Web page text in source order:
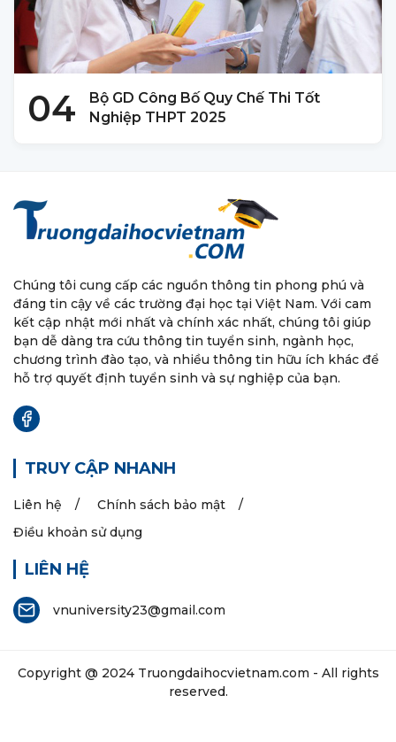
04
Bộ GD Công Bố Quy Chế Thi Tốt
Nghiệp THPT 2025
Chúng tôi cung cấp các nguồn thông tin phong phú và
đáng tin cậy về các trường đại học tại Việt Nam. Với cam
kết cập nhật mới nhất và chính xác nhất, chúng tôi giúp
bạn dễ dàng tra cứu thông tin tuyển sinh, ngành học,
chương trình đào tạo, và nhiều thông tin hữu ích khác để
hỗ trợ quyết định tuyển sinh và sự nghiệp của bạn.
TRUY CẬP NHANH
Liên hệ
Chính sách bảo mật
Điều khoản sử dụng
LIÊN HỆ
vnuniversity23@gmail.com
Copyright @ 2024 Truongdaihocvietnam.com - All rights
reserved.